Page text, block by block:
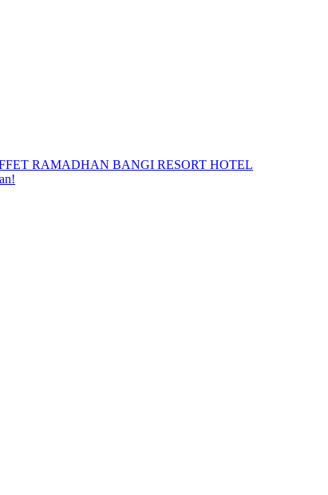
RAMADHAN BANGI RESORT HOTEL